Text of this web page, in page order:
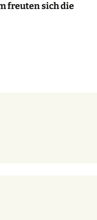
freuten sich die